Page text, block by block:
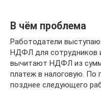
В чём проблема
Работодатели
НДФЛ для сотрудников
вычитают НДФЛ из
платеж в налоговую. По
позднее следующего